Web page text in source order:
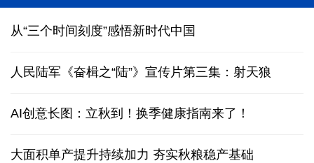
从“三个时间刻度”感悟新时代中国
人民陆军《奋楫之“陆”》宣传片第三集：射天狼
AI创意长图：立秋到！换季健康指南来了！
大面积单产提升持续加力 夯实秋粮稳产基础